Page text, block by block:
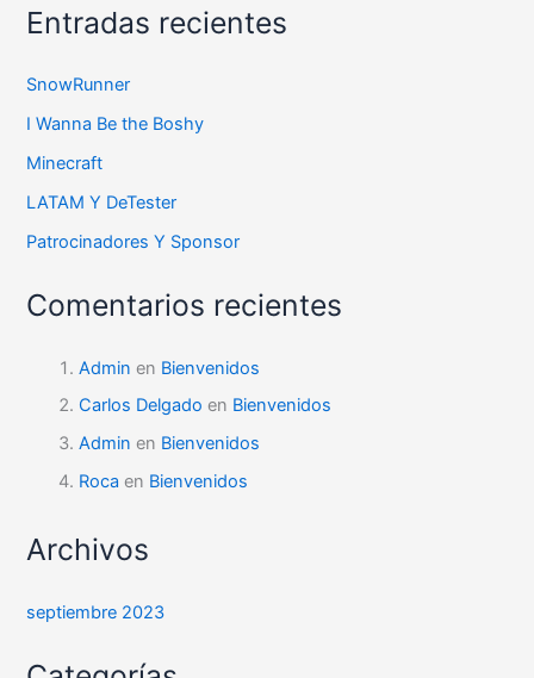
Entradas recientes
SnowRunner
I Wanna Be the Boshy
Minecraft
LATAM Y DeTester
Patrocinadores Y Sponsor
Comentarios recientes
Admin en Bienvenidos
Carlos Delgado en Bienvenidos
Admin en Bienvenidos
Roca en Bienvenidos
Archivos
septiembre 2023